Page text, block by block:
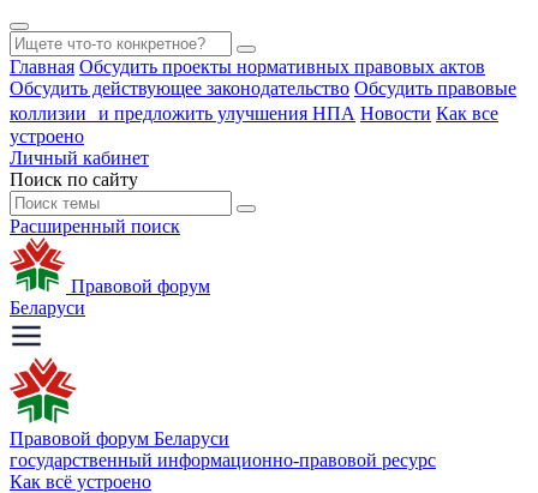
Главная Обсудить проекты нормативных правовых актов
Обсудить действующее законодательство Обсудить правовые
коллизии и предложить улучшения НПА Новости Как все
устроено
Личный кабинет
Поиск по сайту
Расширенный поиск
Правовой форум
Беларуси
Правовой форум Беларуси
государственный информационно-правовой ресурс
Как всё устроено